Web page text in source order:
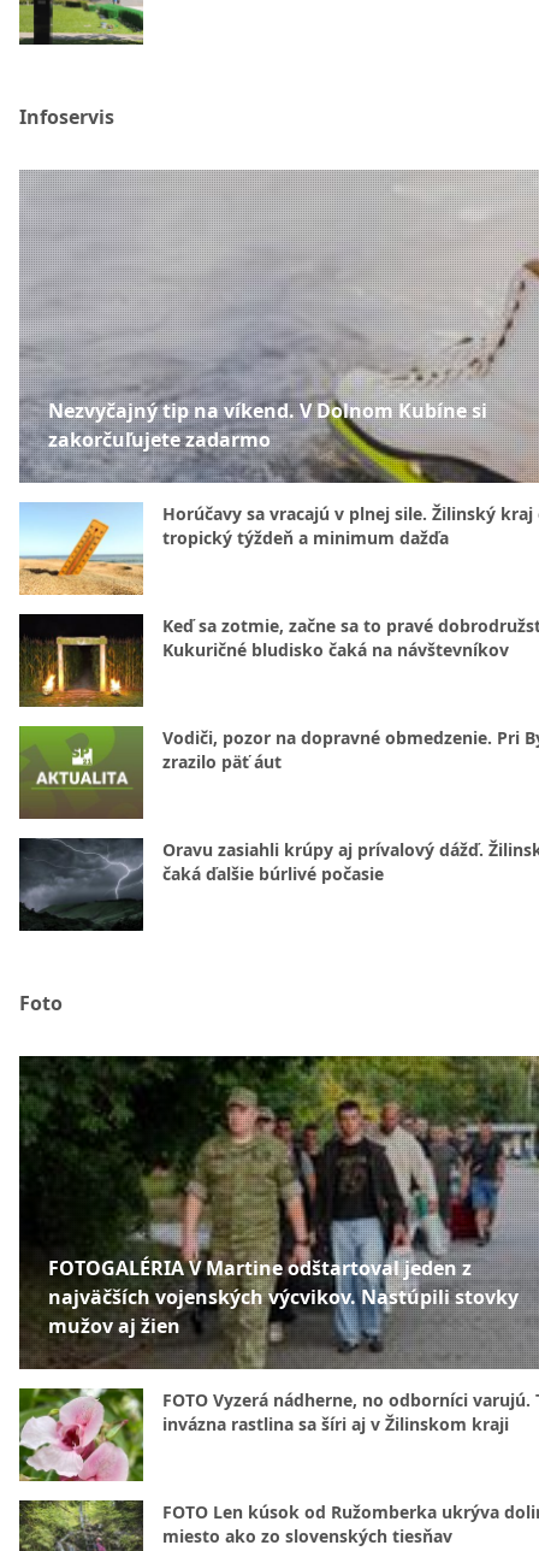
Infoservis
Nezvyčajný tip na víkend. V Dolnom Kubíne si
zakorčuľujete zadarmo
Horúčavy sa vracajú v plnej sile. Žilinský kraj
tropický týždeň a minimum dažďa
Keď sa zotmie, začne sa to pravé
Kukuričné bludisko čaká na návštevníkov
Vodiči, pozor na dopravné obmedzenie. Pri
zrazilo päť áut
Oravu zasiahli krúpy aj prívalový dážď.
čaká ďalšie búrlivé počasie
Foto
FOTOGALÉRIA V Martine odštartoval jeden z
najväčších vojenských výcvikov. Nastúpili stovky
mužov aj žien
FOTO Vyzerá nádherne, no odborníci varujú.
invázna rastlina sa šíri aj v Žilinskom kraji
FOTO Len kúsok od Ružomberka ukrýva
miesto ako zo slovenských tiesňav